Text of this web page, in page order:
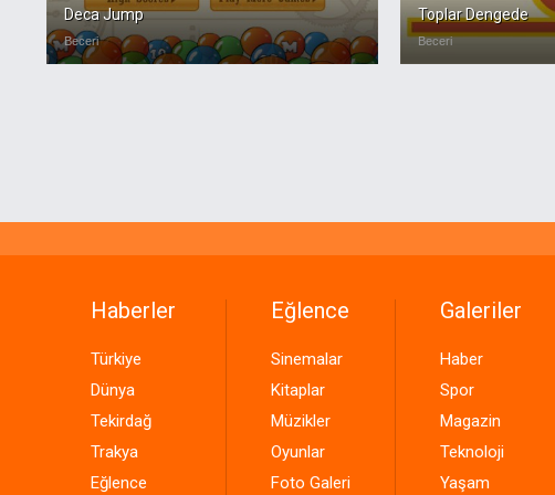
Deca Jump
Beceri
Toplar Dengede
Beceri
Haberler
Türkiye
Dünya
Tekirdağ
Trakya
Eğlence
Eğlence
Sinemalar
Kitaplar
Müzikler
Oyunlar
Foto Galeri
Galeriler
Haber
Spor
Magazin
Teknoloji
Yaşam